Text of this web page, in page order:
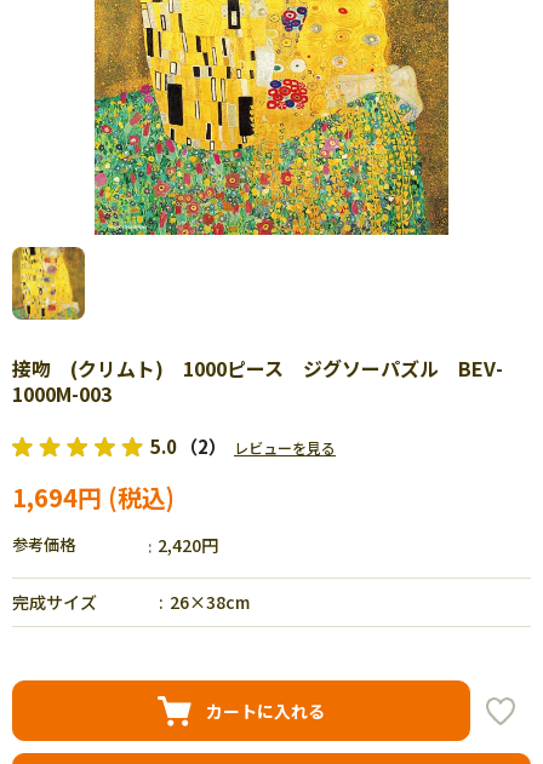
接吻 (クリムト) 1000ピース ジグソーパズル BEV-
1000M-003
5.0 （2） レビューを見る
1,694円
参考価格 2,420円
完成サイズ 26×38cm
カートに入れる